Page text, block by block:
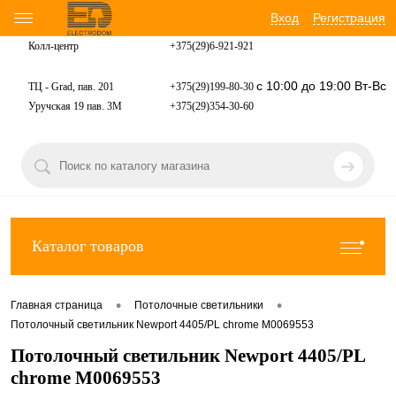
Вход Регистрация
Колл-центр +375(29)6-921-921
ТЦ - Grad, пав. 201 +375(29)199-80-30 с 10:00 до 19:00 Вт-Вс
Уручская 19 пав. 3М +375(29)354-30-60
Каталог товаров
Главная страница • Потолочные светильники •
Потолочный светильник Newport 4405/PL chrome М0069553
Потолочный светильник Newport 4405/PL
chrome М0069553